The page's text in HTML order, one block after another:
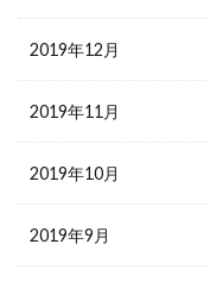
2019年12月
2019年11月
2019年10月
2019年9月